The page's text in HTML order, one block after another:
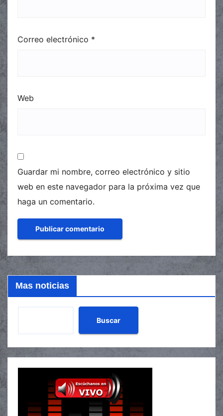
Correo electrónico *
Web
Guardar mi nombre, correo electrónico y sitio
web en este navegador para la próxima vez que
haga un comentario.
Mas noticias
Buscar